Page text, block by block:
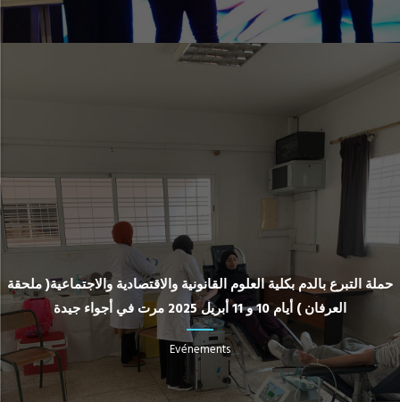
حملة التبرع بالدم بكلية العلوم القانونية والاقتصادية والاجتماعية( ملحقة
العرفان ) أيام 10 و 11 أبريل 2025 مرت في أجواء جيدة
Evénements